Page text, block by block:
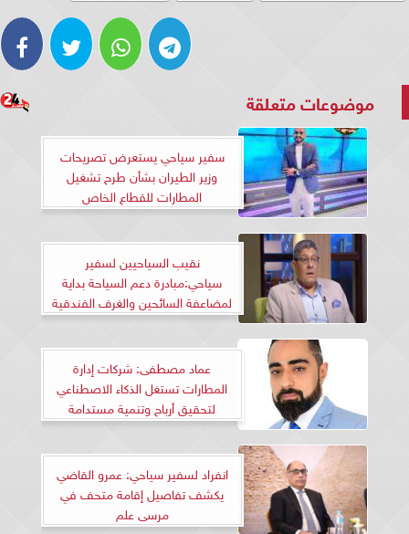
موضوعات متعلقة
سفير سياحي يستعرض تصريحات
وزير الطيران بشأن طرح تشغيل
المطارات للقطاع الخاص
نقيب السياحيين لسفير
سياحي:مبادرة دعم السياحة بداية
لمضاعفة السائحين والغرف الفندقية
عماد مصطفى: شركات إدارة
المطارات تستغل الذكاء الاصطناعي
لتحقيق أرباح وتنمية مستدامة
انفراد لسفير سياحي: عمرو القاضي
يكشف تفاصيل إقامة متحف في
مرسى علم